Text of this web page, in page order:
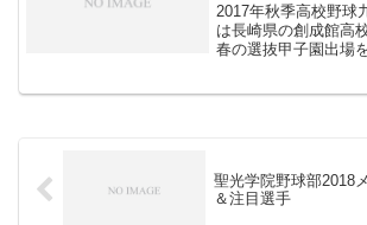
2017年秋季高校野球
は長崎県の創成館高
春の選抜甲子園出場
聖光学院野球部2018
＆注目選手